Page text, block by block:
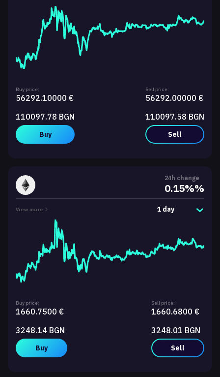
Buy price:
56292.10000 €
110097.78 BGN
Buy
Sell price:
56292.00000 €
110097.58 BGN
Sell
24h change
0.15%%
View more 1 day
Buy price:
1660.7500 €
3248.14 BGN
Buy
Sell price:
1660.6800 €
3248.01 BGN
Sell